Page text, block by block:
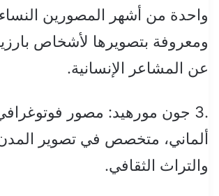
واحدة من أشهر المصورين النساء
ومعروفة بتصويرها لأشخاص
عن المشاعر الإنسانية.
.3 جون مورهيد: مصور
ألماني، متخصص في تصوير المدن
والتراث الثقافي.